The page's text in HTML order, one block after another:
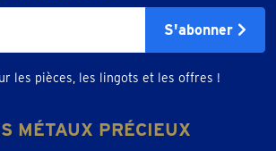
S'abonner
les pièces, les lingots et les offres !
MÉTAUX PRÉCIEUX